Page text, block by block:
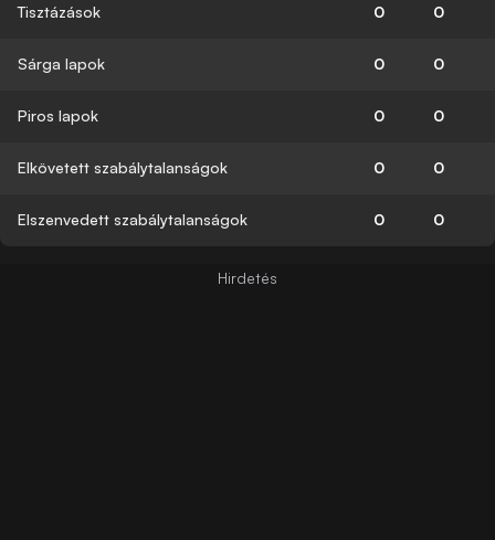
Tisztázások 0 0
Sárga lapok 0 0
Piros lapok 0 0
Elkövetett szabálytalanságok 0 0
Elszenvedett szabálytalanságok 0 0